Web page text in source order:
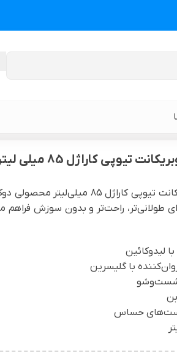
و لیفت ران و باسن
بازو ( براکیوپلاستی )
نوار و ورق
لیتر
تیوپی کاراژل 85 میلی لیتر
ژل تاخیری لوبریکانت تیوپی
طولانی‌تر، راحت‌تر و بدون سوزش فراهم
لیدوکائین
با گلیسرین
شست‌وشو
حساس